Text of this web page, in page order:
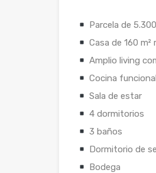
Parcela de
Casa de 160 m²
Amplio living
Cocina
Sala de estar
4 dormitorios
3 baños
Dormitorio de
Bodega